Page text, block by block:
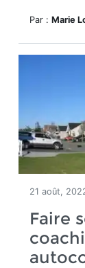
Par : Marie
21 août,
Faire